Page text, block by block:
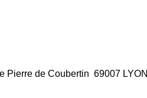
Pierre de Coubertin 69007 LYON